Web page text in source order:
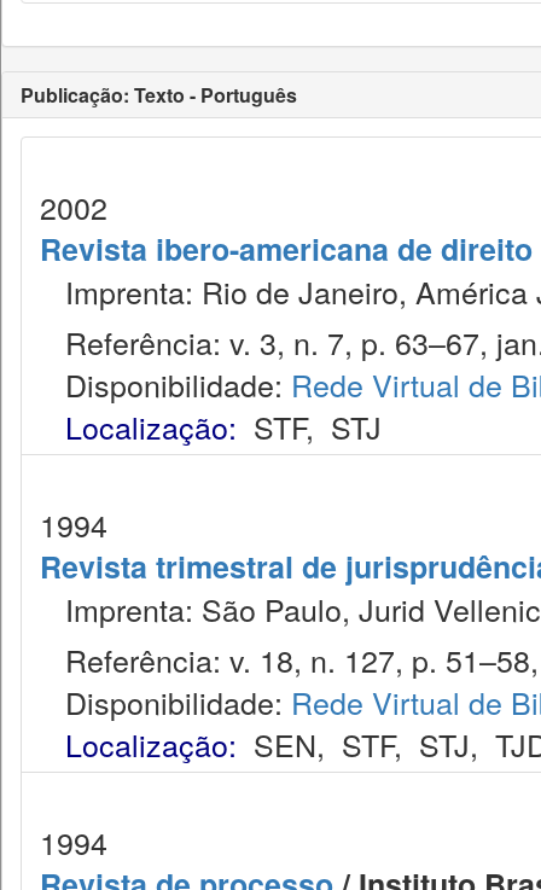
Publicação: Texto - Português
2002
Revista ibero-americana de
Imprenta: Rio de Janeiro, América
Referência: v. 3, n. 7, p. 63–67,
Disponibilidade: Rede Virtual de
Localização: STF, STJ
1994
Revista trimestral de
Imprenta: São Paulo, Jurid
Referência: v. 18, n. 127, p.
Disponibilidade: Rede Virtual de
Localização: SEN, STF, STJ,
1994